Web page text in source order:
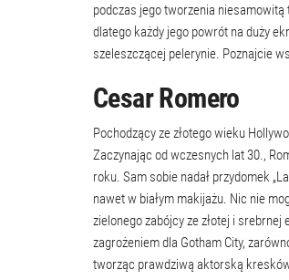
podczas jego tworzenia
dlatego każdy jego powrót na duży
szeleszczącej pelerynie. Poznajcie
Cesar Romero
Pochodzący ze złotego wieku
Zaczynając od wczesnych lat 30.,
roku. Sam sobie nadał przydomek
nawet w białym makijażu. Nic nie
zielonego zabójcy ze złotej i
zagrożeniem dla Gotham City,
tworząc prawdziwą aktorską